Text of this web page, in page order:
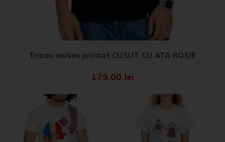
Tricou unisex printat CUSUT CU ATA ROSIE
179,00 lei